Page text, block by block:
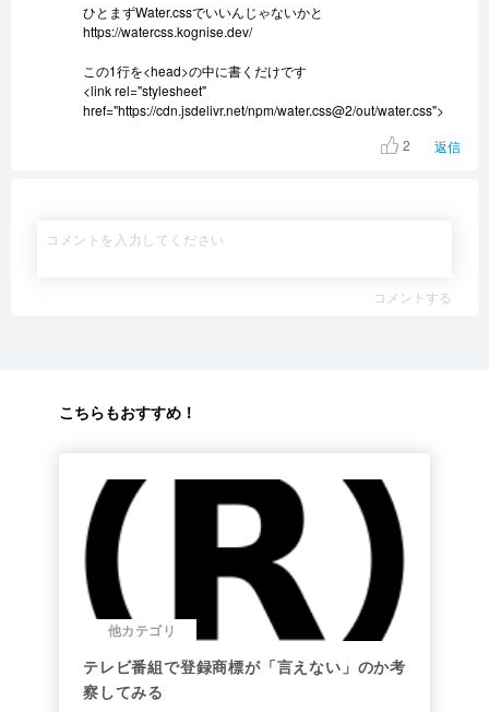
ひとまずWater.cssでいいんじゃないかと
https://watercss.kognise.dev/
この1行を<head>の中に書くだけです
<link rel="stylesheet"
href="https://cdn.jsdelivr.net/npm/water.css@2/out/water.css">
2
返信
コメントする
こちらもおすすめ！
他カテゴリ
テレビ番組で登録商標が「言えない」のか考
察してみる